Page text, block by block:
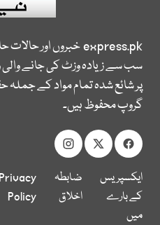
express.pkخبروں اور
سب سے زیادہ وزٹ کی جانے
پر شائع شدہ تمام مواد کے
گروپ محفوظ ہیں۔
ایکسپریس
کے بارے
میں
ضابطہ
اخلاق
Privacy
Policy